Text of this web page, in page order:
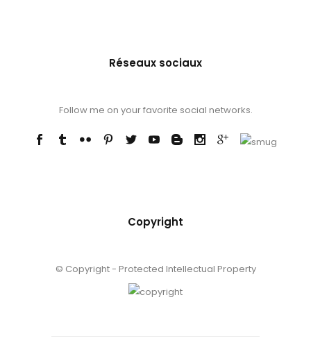
Réseaux sociaux
Follow me on your favorite social networks.
Copyright
© Copyright - Protected Intellectual Property